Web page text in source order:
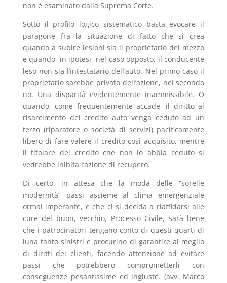
non è esaminato dalla Suprema Corte.
Sotto il profilo logico sistematico basta evocare il
paragone fra la situazione di fatto che si crea
quando a subire lesioni sia il proprietario del mezzo
e quando, in ipotesi, nel caso opposto, il conducente
leso non sia l’intestatario dell’auto. Nel primo caso il
proprietario sarebbe privato dell’azione, nel secondo
no. Una disparità evidentemente inammissibile. O
quando, come frequentemente accade, il diritto al
risarcimento del credito auto venga ceduto ad un
terzo (riparatore o società di servizi) pacificamente
libero di fare valere il credito così acquisito, mentre
il titolare del credito che non lo abbia ceduto si
vedrebbe inibita l’azione di recupero.
Di certo, in attesa che la moda delle “sorelle
modernità” passi assieme al clima emergenziale
ormai imperante, e che ci si decida a riaffidarsi alle
cure del buon, vecchio, Processo Civile, sarà bene
che i patrocinatori tengano conto di questi quarti di
luna tanto sinistri e procurino di garantire al meglio
di diritti dei clienti, facendo attenzione ad evitare
passi che potrebbero comprometterli con
conseguenze pesantissime ed ingiuste. (avv. Marco